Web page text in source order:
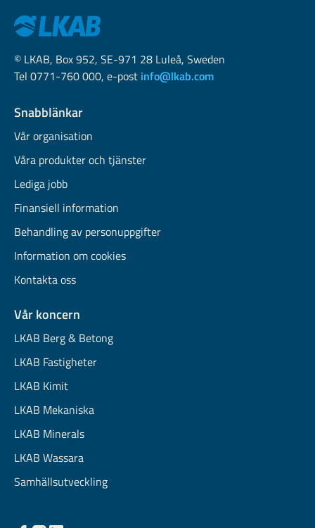
© LKAB, Box 952, SE-971 28 Luleå, Sweden
Tel 0771-760 000, e-post info@lkab.com
Snabblänkar
Vår organisation
Våra produkter och tjänster
Lediga jobb
Finansiell information
Behandling av personuppgifter
Information om cookies
Kontakta oss
Vår koncern
LKAB Berg & Betong
LKAB Fastigheter
LKAB Kimit
LKAB Mekaniska
LKAB Minerals
LKAB Wassara
Samhällsutveckling